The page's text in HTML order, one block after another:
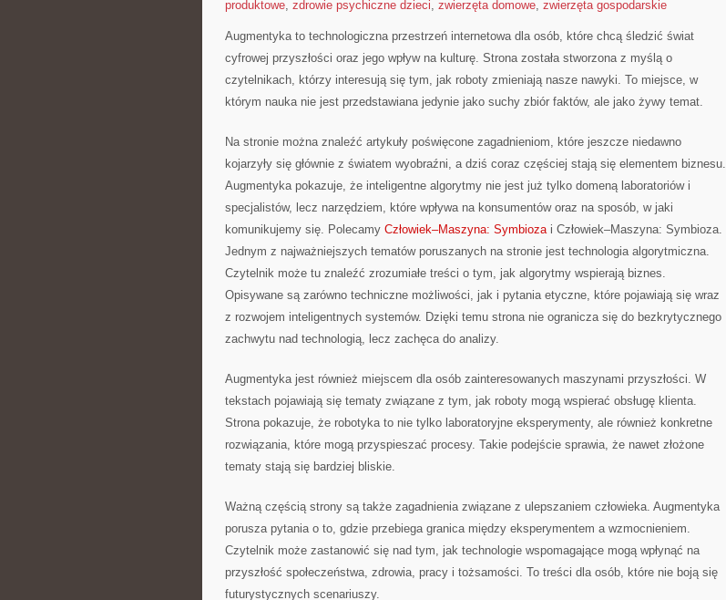
produktowe, zdrowie psychiczne dzieci, zwierzęta domowe, zwierzęta gospodarskie
Augmentyka to technologiczna przestrzeń internetowa dla osób, które chcą śledzić świat
cyfrowej przyszłości oraz jego wpływ na kulturę. Strona została stworzona z myślą o
czytelnikach, którzy interesują się tym, jak roboty zmieniają nasze nawyki. To miejsce, w
którym nauka nie jest przedstawiana jedynie jako suchy zbiór faktów, ale jako żywy temat.
Na stronie można znaleźć artykuły poświęcone zagadnieniom, które jeszcze niedawno
kojarzyły się głównie z światem wyobraźni, a dziś coraz częściej stają się elementem biznesu.
Augmentyka pokazuje, że inteligentne algorytmy nie jest już tylko domeną laboratoriów i
specjalistów, lecz narzędziem, które wpływa na konsumentów oraz na sposób, w jaki
komunikujemy się. Polecamy Człowiek–Maszyna: Symbiozai Człowiek–Maszyna: Symbioza.
Jednym z najważniejszych tematów poruszanych na stronie jest technologia algorytmiczna.
Czytelnik może tu znaleźć zrozumiałe treści o tym, jak algorytmy wspierają biznes.
Opisywane są zarówno techniczne możliwości, jak i pytania etyczne, które pojawiają się wraz
z rozwojem inteligentnych systemów. Dzięki temu strona nie ogranicza się do bezkrytycznego
zachwytu nad technologią, lecz zachęca do analizy.
Augmentyka jest również miejscem dla osób zainteresowanych maszynami przyszłości. W
tekstach pojawiają się tematy związane z tym, jak roboty mogą wspierać obsługę klienta.
Strona pokazuje, że robotyka to nie tylko laboratoryjne eksperymenty, ale również konkretne
rozwiązania, które mogą przyspieszać procesy. Takie podejście sprawia, że nawet złożone
tematy stają się bardziej bliskie.
Ważną częścią strony są także zagadnienia związane z ulepszaniem człowieka. Augmentyka
porusza pytania o to, gdzie przebiega granica między eksperymentem a wzmocnieniem.
Czytelnik może zastanowić się nad tym, jak technologie wspomagające mogą wpłynąć na
przyszłość społeczeństwa, zdrowia, pracy i tożsamości. To treści dla osób, które nie boją się
futurystycznych scenariuszy.